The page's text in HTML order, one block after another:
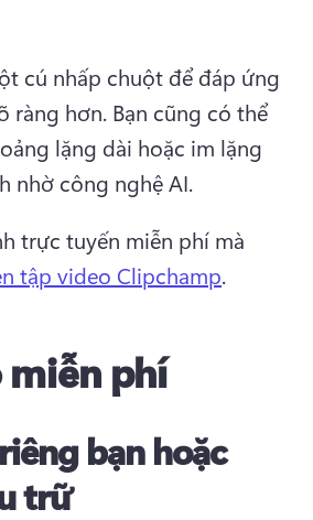
cú nhấp chuột để đáp ứng
ràng hơn. Bạn cũng có thể
lặng dài hoặc im lặng
nhờ công nghệ AI.
trực tuyến miễn phí mà
tập video Clipchamp.
miễn phí
bạn hoặc
trữ